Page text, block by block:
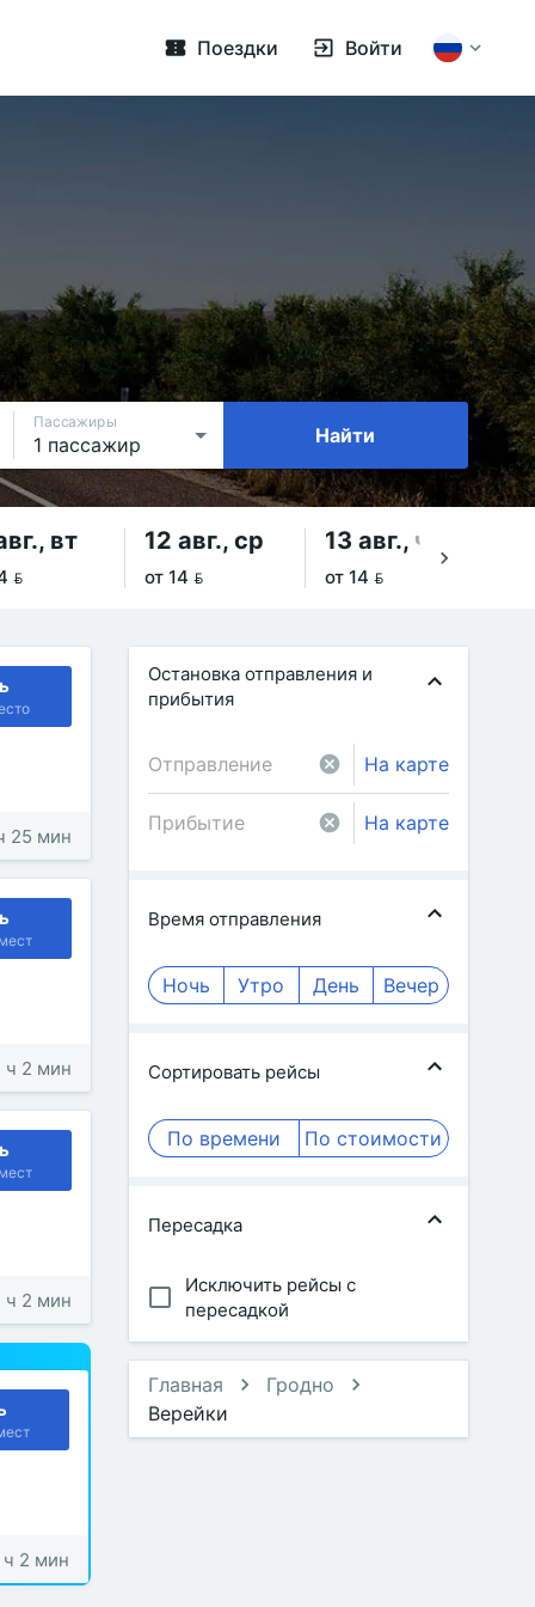
Поездки Войти
Пассажиры
Найти
вт

12 авг., ср
от 14 
13 авг., чт
от 14 
25 мин
ч 2 мин
ч 2 мин
ч 2 мин
Остановка отправления и
прибытия
На карте
На карте
Время отправления
Ночь Утро День Вечер
Сортировать рейсы
По времени По стоимости
Пересадка
Исключить рейсы с
пересадкой
Главная
Гродно
Верейки